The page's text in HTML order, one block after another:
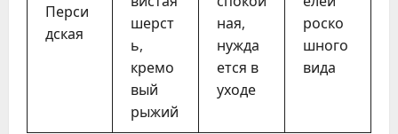
Перси
дская
шерст
ь,
кремо
вый
рыжий
ная,
нужда
ется в
уходе
роско
шного
вида